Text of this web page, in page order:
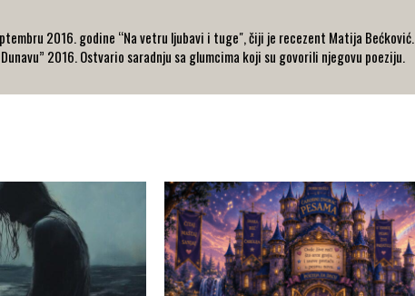
2016. godine “Na vetru ljubavi i tuge", čiji je recezent Matija Bećković.
2016. Ostvario saradnju sa glumcima koji su govorili njegovu poeziju.